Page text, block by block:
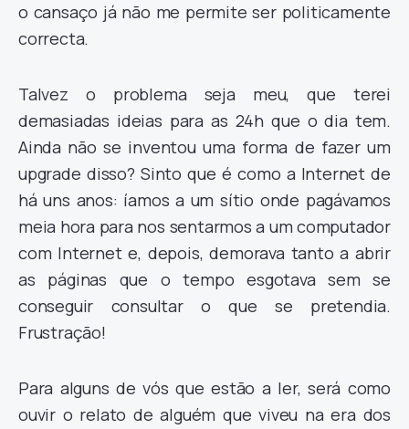
o cansaço já não me permite ser politicamente
correcta.
Talvez o problema seja meu, que terei
demasiadas ideias para as 24h que o dia tem.
Ainda não se inventou uma forma de fazer um
upgrade disso? Sinto que é como a Internet de
há uns anos: íamos a um sítio onde pagávamos
meia hora para nos sentarmos a um computador
com Internet e, depois, demorava tanto a abrir
as páginas que o tempo esgotava sem se
conseguir consultar o que se pretendia.
Frustração!
Para alguns de vós que estão a ler, será como
ouvir o relato de alguém que viveu na era dos